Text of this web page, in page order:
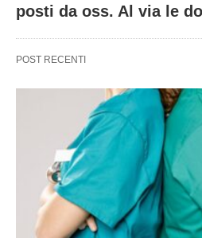
posti da oss. Al via le
POST RECENTI